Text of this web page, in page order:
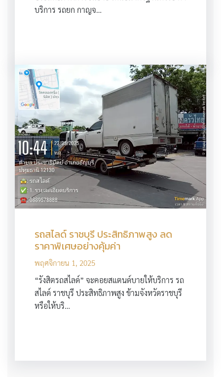
บริการ รถยก กาญจ…
รถสไลด์ ราชบุรี ประสิทธิภาพสูง ลด
ราคาพิเศษอย่างคุ้มค่า
พฤศจิกายน 1, 2025
“รังสิตรถสไลด์” จะคอยสแตนด์บายให้บริการ รถ
สไลด์ ราชบุรี ประสิทธิภาพสูง ข้ามจังหวัดราชบุรี
หรือให้บริ…